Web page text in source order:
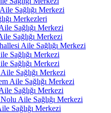
Sağlığı Merkezi
Merkezleri
Sağlığı Merkezi
Sağlığı Merkezi
Aile Sağlığı Merkezi
Sağlığı Merkezi
Sağlığı Merkezi
Aile Sağlığı Merkezi
Aile Sağlığı Merkezi
Sağlığı Merkezi
Aile Sağlığı Merkezi
Sağlığı Merkezi